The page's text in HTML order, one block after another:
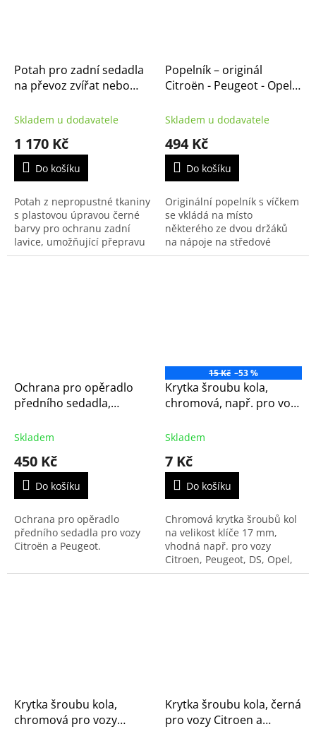
Potah pro zadní sedadla
na převoz zvířat nebo
(1607075880)
Skladem u dodavatele
1 170 Kč
Do košíku
Potah z nepropustné tkaniny
s plastovou úpravou černé
barvy pro ochranu zadní
lavice, umožňující přepravu
domácích zvířat nebo
Popelník – originál
Citroën - Peugeot - Opel -
Skladem u dodavatele
494 Kč
Do košíku
Originální popelník s víčkem
se vkládá na místo
některého ze dvou držáků
na nápoje na středové
konzoli a může rovněž
Ochrana pro opěradlo
předního sedadla,
(1676030480, sk1)
Skladem
450 Kč
Do košíku
Ochrana pro opěradlo
předního sedadla pro vozy
Citroën a Peugeot.
15 Kč –53 %
Krytka šroubu kola,
chromová, např. pro vozy
Fiat a Toyota
Skladem
7 Kč
Do košíku
Chromová krytka šroubů kol
na velikost klíče 17 mm,
vhodná např. pro vozy
Citroen, Peugeot, DS, Opel,
Fiat a Toyota.
Krytka šroubu kola,
chromová pro vozy
Krytka šroubu kola, černá
pro vozy Citroen a